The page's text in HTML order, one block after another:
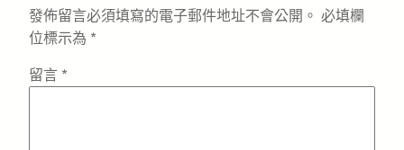
發佈留言必須填寫的電子郵件地址不會公開。 必填欄
位標示為 *
留言 *